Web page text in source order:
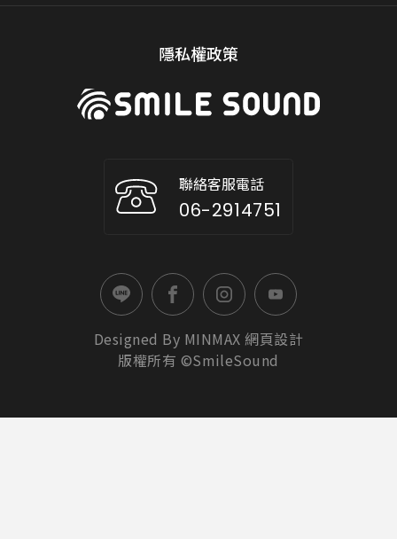
隱私權政策
聯絡客服電話
06-2914751
Designed By MINMAX 網頁設計
版權所有 ©SmileSound